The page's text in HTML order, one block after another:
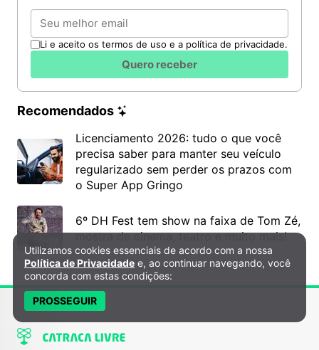
Email
Li e aceito os termos de uso e a política de privacidade.
Quero receber
Recomendados
Licenciamento 2026: tudo o que você
precisa saber para manter seu veículo
regularizado sem perder os prazos com
o Super App Gringo
6º DH Fest tem show na faixa de Tom Zé,
mostra de cinema, teatro e muito mais!
Política de Privacidade e Cookies
Utilizamos cookies essenciais de acordo com a nossa
Política de Privacidade e, ao continuar navegando, você
concorda com estas condições:
PROSSEGUIR